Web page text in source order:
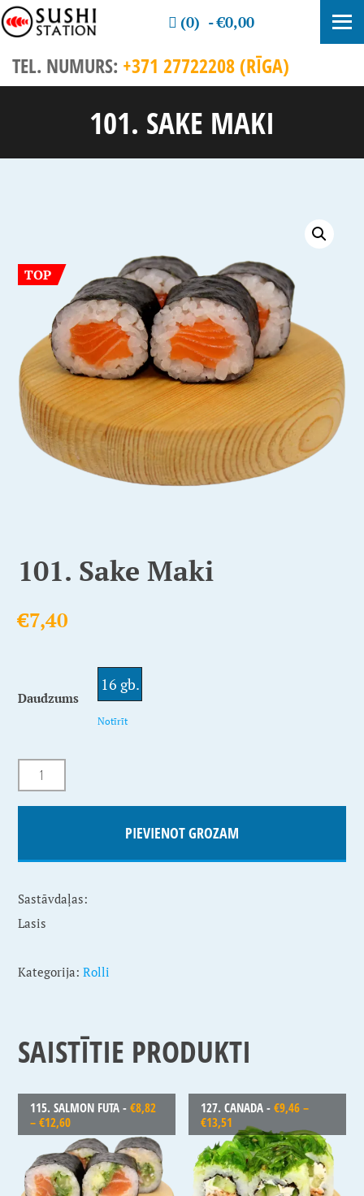
TEL. NUMURS: +371 27722208 (RĪGA)
(0) €0,00
101. SAKE MAKI
TOP
101. Sake Maki
€7,40
Daudzums
16 gb.
Notīrīt
PIEVIENOT GROZAM
Sastāvdaļas:
Lasis
Kategorija:Rolli
SAISTĪTIE PRODUKTI
115. SALMON FUTA -€8,82
–€12,60
127. CANADA -€9,46 –
€13,51